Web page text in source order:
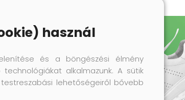
használ
és a böngészési élmény
alkalmazunk. A sütik
lehetőségeiről bővebb